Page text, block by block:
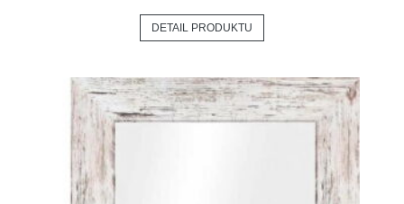
DETAIL PRODUKTU